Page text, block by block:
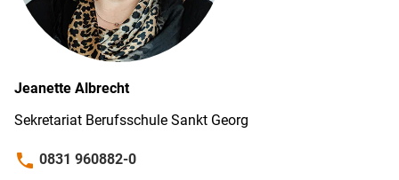
Jeanette Albrecht
Sekretariat Berufs­schule Sankt Georg
phone 0831 960882-0